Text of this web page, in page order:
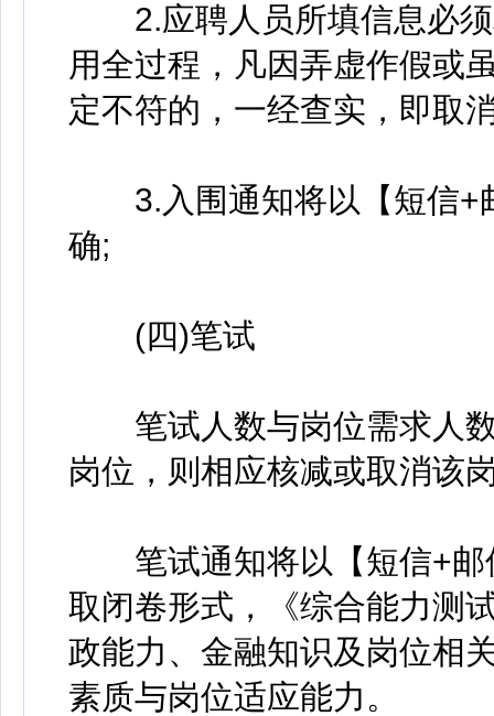
2.应聘人员所填信息必须
用全过程，凡因弄虚作假或
定不符的，一经查实，即取
3.入围通知将以【短信+
确;
(四)笔试
笔试人数与岗位需求人数
岗位，则相应核减或取消该
笔试通知将以【短信+邮
取闭卷形式，《综合能力测
政能力、金融知识及岗位相
素质与岗位适应能力。